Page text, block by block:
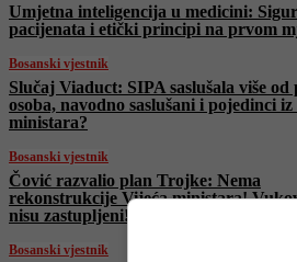
Umjetna inteligencija u medicini:
pacijenata i etički principi na prvom
Bosanski vjestnik
Slučaj Viaduct: SIPA saslušala više od
osoba, navodno saslušani i pojedinci iz
ministara?
Bosanski vjestnik
Čović razvalio plan Trojke: Nema
rekonstrukcije Vijeća ministara!
nisu zastupljeni!
Bosanski vjestnik